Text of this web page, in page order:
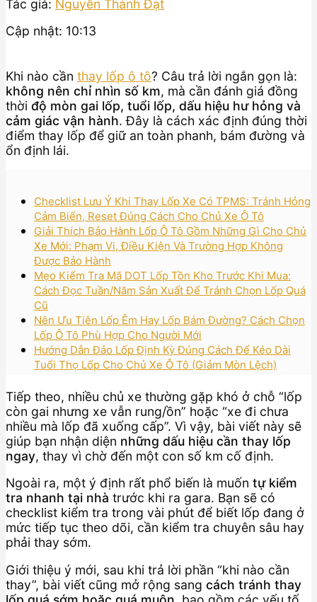
Tác giả: Nguyễn Thành Đạt
Cập nhật: 10:13
Khi nào cần thay lốp ô tô? Câu trả lời ngắn gọn là:
không nên chỉ nhìn số km, mà cần đánh giá đồng
thời độ mòn gai lốp, tuổi lốp, dấu hiệu hư hỏng và
cảm giác vận hành. Đây là cách xác định đúng thời
điểm thay lốp để giữ an toàn phanh, bám đường và
ổn định lái.
Checklist Lưu Ý Khi Thay Lốp Xe Có TPMS: Tránh Hỏng
Cảm Biến, Reset Đúng Cách Cho Chủ Xe Ô Tô
Giải Thích Bảo Hành Lốp Ô Tô Gồm Những Gì Cho Chủ
Xe Mới: Phạm Vi, Điều Kiện Và Trường Hợp Không
Được Bảo Hành
Mẹo Kiểm Tra Mã DOT Lốp Tồn Kho Trước Khi Mua:
Cách Đọc Tuần/Năm Sản Xuất Để Tránh Chọn Lốp Quá
Cũ
Nên Ưu Tiên Lốp Êm Hay Lốp Bám Đường? Cách Chọn
Lốp Ô Tô Phù Hợp Cho Người Mới
Hướng Dẫn Đảo Lốp Định Kỳ Đúng Cách Để Kéo Dài
Tuổi Thọ Lốp Cho Chủ Xe Ô Tô (Giảm Mòn Lệch)
Tiếp theo, nhiều chủ xe thường gặp khó ở chỗ “lốp
còn gai nhưng xe vẫn rung/ồn” hoặc “xe đi chưa
nhiều mà lốp đã xuống cấp”. Vì vậy, bài viết này sẽ
giúp bạn nhận diện những dấu hiệu cần thay lốp
ngay, thay vì chờ đến một con số km cố định.
Ngoài ra, một ý định rất phổ biến là muốn tự kiểm
tra nhanh tại nhà trước khi ra gara. Bạn sẽ có
checklist kiểm tra trong vài phút để biết lốp đang ở
mức tiếp tục theo dõi, cần kiểm tra chuyên sâu hay
phải thay sớm.
Giới thiệu ý mới, sau khi trả lời phần “khi nào cần
thay”, bài viết cũng mở rộng sang cách tránh thay